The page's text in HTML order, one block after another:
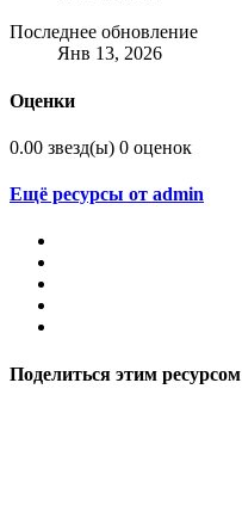
Последнее обновление
Янв 13, 2026
Оценки
0.00 звезд(ы) 0 оценок
Ещё ресурсы от admin
Поделиться этим ресурсом